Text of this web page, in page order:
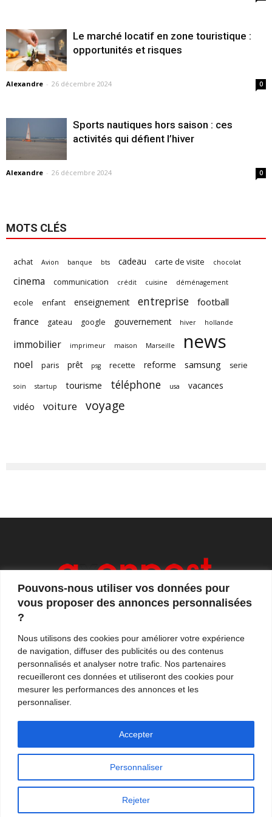
Pouvons-nous utiliser vos données pour
vous proposer des annonces personnalisées
?
Nous utilisons des cookies pour améliorer votre expérience
de navigation, diffuser des publicités ou des contenus
personnalisés et analyser notre trafic. Nos partenaires
recueilleront ces données et utiliseront des cookies pour
mesurer les performances des annonces et les
personnaliser.
Personnaliser
Rejeter
Accepter
Le marché locatif en zone touristique :
opportunités et risques
Alexandre - 26 décembre 2024 0
Sports nautiques hors saison : ces
activités qui défient l’hiver
Alexandre - 26 décembre 2024 0
MOTS CLÉS
achat Avion banque bts cadeau carte de visite chocolat
cinema communication crédit cuisine déménagement
ecole enfant enseignement entreprise
football
france
gateau google gouvernement hiver hollande
immobilier imprimeur maison Marseille news
noel paris prêt psg recette reforme samsung serie
soin startup tourisme téléphone usa
vacances
vidéo
voiture voyage
et de tendances. Notre équipe de journalistes vous
propose quotidiennement de suivre l'actualité en
France et à l'international.
Contactez-nous:contact@axonpost.com
Mentions légales Nos auteurs
Contacter Axonpost
© Tous droits réservés - Axonpost